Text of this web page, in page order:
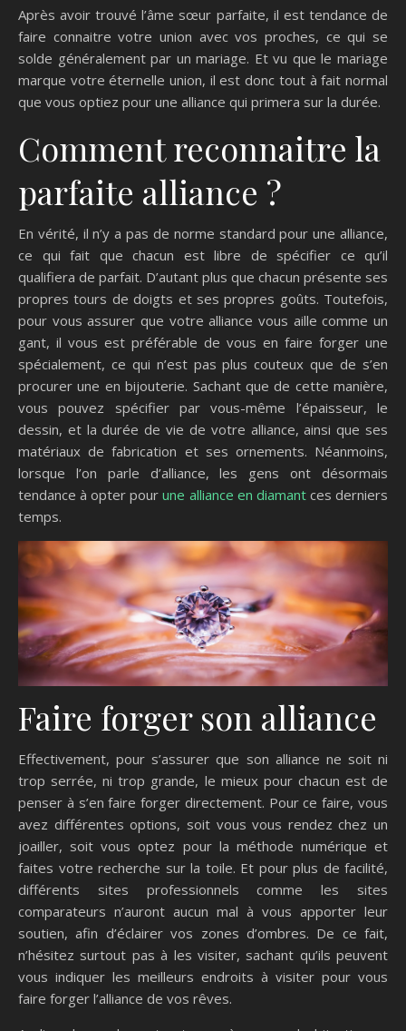
Après avoir trouvé l’âme sœur parfaite, il est tendance de
faire connaitre votre union avec vos proches, ce qui se
solde généralement par un mariage. Et vu que le mariage
marque votre éternelle union, il est donc tout à fait normal
que vous optiez pour une alliance qui primera sur la durée.
Comment reconnaitre la
parfaite alliance ?
En vérité, il n’y a pas de norme standard pour une alliance,
ce qui fait que chacun est libre de spécifier ce qu’il
qualifiera de parfait. D’autant plus que chacun présente ses
propres tours de doigts et ses propres goûts. Toutefois,
pour vous assurer que votre alliance vous aille comme un
gant, il vous est préférable de vous en faire forger une
spécialement, ce qui n’est pas plus couteux que de s’en
procurer une en bijouterie. Sachant que de cette manière,
vous pouvez spécifier par vous-même l’épaisseur, le
dessin, et la durée de vie de votre alliance, ainsi que ses
matériaux de fabrication et ses ornements. Néanmoins,
lorsque l’on parle d’alliance, les gens ont désormais
tendance à opter pourune alliance en diamantces derniers
temps.
Faire forger son alliance
Effectivement, pour s’assurer que son alliance ne soit ni
trop serrée, ni trop grande, le mieux pour chacun est de
penser à s’en faire forger directement. Pour ce faire, vous
avez différentes options, soit vous vous rendez chez un
joailler, soit vous optez pour la méthode numérique et
faites votre recherche sur la toile. Et pour plus de facilité,
différents sites professionnels comme les sites
comparateurs n’auront aucun mal à vous apporter leur
soutien, afin d’éclairer vos zones d’ombres. De ce fait,
n’hésitez surtout pas à les visiter, sachant qu’ils peuvent
vous indiquer les meilleurs endroits à visiter pour vous
faire forger l’alliance de vos rêves.